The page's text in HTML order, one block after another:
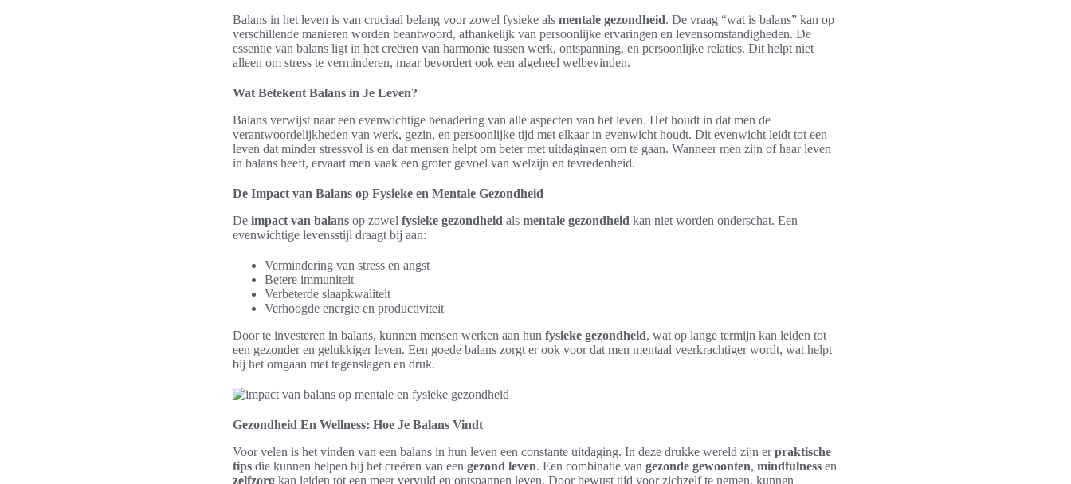
Balans in het leven is van cruciaal belang voor zowel fysieke als mentale gezondheid. De vraag “wat is balans” kan op
verschillende manieren worden beantwoord, afhankelijk van persoonlijke ervaringen en levensomstandigheden. De
essentie van balans ligt in het creëren van harmonie tussen werk, ontspanning, en persoonlijke relaties. Dit helpt niet
alleen om stress te verminderen, maar bevordert ook een algeheel welbevinden.
Wat Betekent Balans in Je Leven?
Balans verwijst naar een evenwichtige benadering van alle aspecten van het leven. Het houdt in dat men de
verantwoordelijkheden van werk, gezin, en persoonlijke tijd met elkaar in evenwicht houdt. Dit evenwicht leidt tot een
leven dat minder stressvol is en dat mensen helpt om beter met uitdagingen om te gaan. Wanneer men zijn of haar leven
in balans heeft, ervaart men vaak een groter gevoel van welzijn en tevredenheid.
De Impact van Balans op Fysieke en Mentale Gezondheid
De impact van balans op zowel fysieke gezondheid als mentale gezondheid kan niet worden onderschat. Een
evenwichtige levensstijl draagt bij aan:
Vermindering van stress en angst
Betere immuniteit
Verbeterde slaapkwaliteit
Verhoogde energie en productiviteit
Door te investeren in balans, kunnen mensen werken aan hun fysieke gezondheid, wat op lange termijn kan leiden tot
een gezonder en gelukkiger leven. Een goede balans zorgt er ook voor dat men mentaal veerkrachtiger wordt, wat helpt
bij het omgaan met tegenslagen en druk.
Gezondheid En Wellness: Hoe Je Balans Vindt
Voor velen is het vinden van een balans in hun leven een constante uitdaging. In deze drukke wereld zijn erpraktische
tips die kunnen helpen bij het creëren van een gezond leven. Een combinatie van gezonde gewoonten, mindfulness en
zelfzorg kan leiden tot een meer vervuld en ontspannen leven. Door bewust tijd voor zichzelf te nemen, kunnen